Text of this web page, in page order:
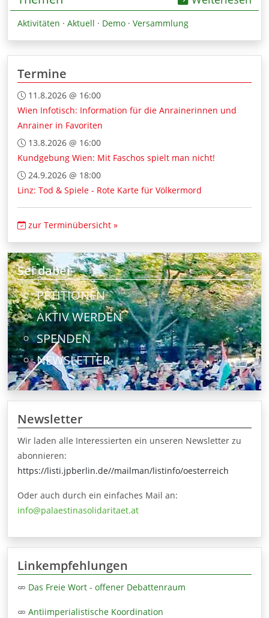
Aktivitäten · Aktuell · Demo · Versammlung
Termine
11.8.2026 @ 16:00
Wien Infotisch: Information für die Anrainerinnen und
Anrainer in Favoriten
13.8.2026 @ 16:00
Kundgebung Wien: Mit Faschos spielt man nicht!
24.9.2026 @ 18:00
Linz: Tod & Spiele - Rote Karte für Völkermord
zur Terminübersicht »
Sei dabei
PETITIONEN
AKTIV WERDEN
SPENDEN
NEWSLETTER
Newsletter
Wir laden alle Interessierten ein unseren Newsletter zu
abonnieren:
https://listi.jpberlin.de//mailman/listinfo/oesterreich
Oder auch durch ein einfaches Mail an:
info@palaestinasolidaritaet.at
Linkempfehlungen
Das Freie Wort - offener Debattenraum
Antiimperialistische Koordination